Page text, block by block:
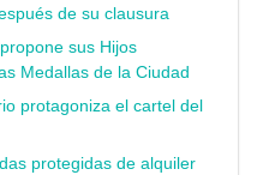
de su clausura
sus Hijos
Medallas de la Ciudad
protagoniza el cartel del
protegidas de alquiler